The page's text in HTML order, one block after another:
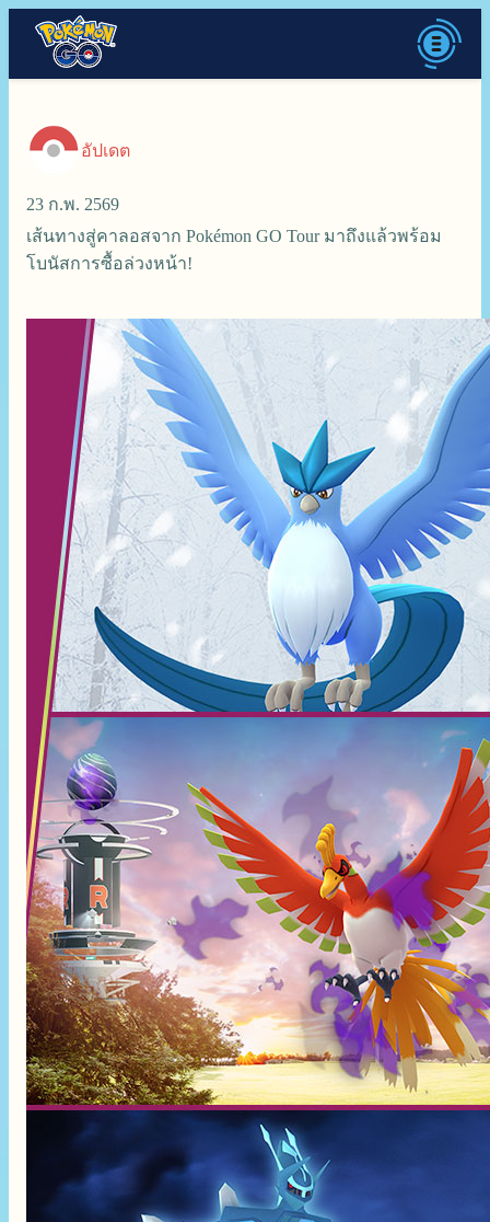
อัปเดต
23 ก.พ. 2569
เส้นทางสู่คาลอสจาก Pokémon GO Tour มาถึงแล้วพร้อม
โบนัสการซื้อล่วงหน้า!